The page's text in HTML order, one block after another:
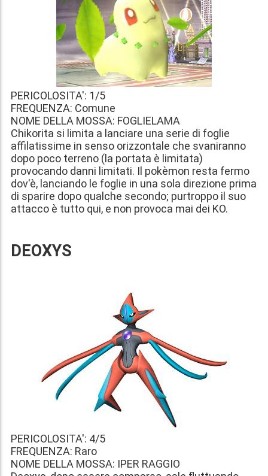
PERICOLOSITA': 1/5
FREQUENZA: Comune
NOME DELLA MOSSA: FOGLIELAMA
Chikorita si limita a lanciare una serie di foglie
affilatissime in senso orizzontale che svaniranno
dopo poco terreno (la portata è limitata)
provocando danni limitati. Il pokèmon resta fermo
dov'è, lanciando le foglie in una sola direzione prima
di sparire dopo qualche secondo; purtroppo il suo
attacco è tutto qui, e non provoca mai dei KO.
DEOXYS
PERICOLOSITA': 4/5
FREQUENZA: Raro
NOME DELLA MOSSA: IPER RAGGIO